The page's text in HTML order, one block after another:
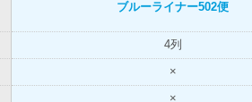
ブルーライナー502便
4列
×
×